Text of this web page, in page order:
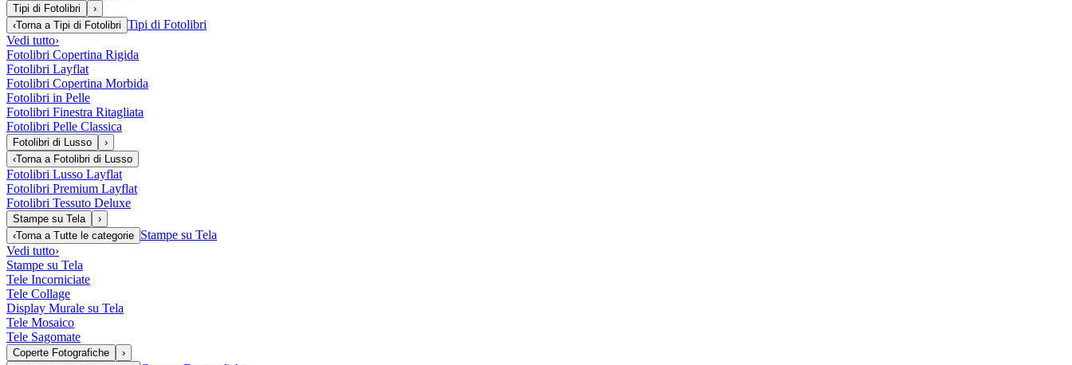
Tipi di Fotolibri
›
‹Torna a Tipi di Fotolibri Tipi di Fotolibri
Vedi tutto›
Fotolibri Copertina Rigida
Fotolibri Layflat
Fotolibri Copertina Morbida
Fotolibri in Pelle
Fotolibri Finestra Ritagliata
Fotolibri Pelle Classica
Fotolibri di Lusso
›
‹Torna a Fotolibri di Lusso
Fotolibri Lusso Layflat
Fotolibri Premium Layflat
Fotolibri Tessuto Deluxe
Stampe su Tela
›
‹Torna a Tutte le categorie Stampe su Tela
Vedi tutto›
Stampe su Tela
Tele Incorniciate
Tele Collage
Display Murale su Tela
Tele Mosaico
Tele Sagomate
Coperte Fotografiche
›